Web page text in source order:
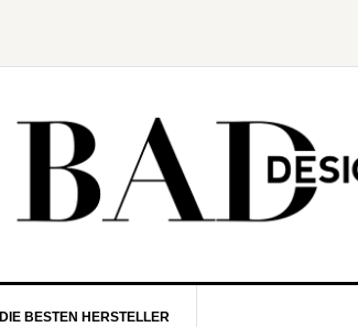
DIE BESTEN HERSTELLER